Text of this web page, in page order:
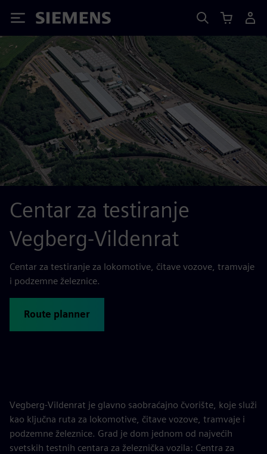
Siemens
Centar za testiranje
Vegberg-Vildenrat
Centar za testiranje za lokomotive, čitave vozove, tramvaje
i podzemne železnice.
Route planner
Vegberg-Vildenrat je glavno saobraćajno čvorište, koje služi
kao ključna ruta za lokomotive, čitave vozove, tramvaje i
podzemne železnice. Grad je dom jednom od najvećih
svetskih testnih centara za železnička vozila: Centra za